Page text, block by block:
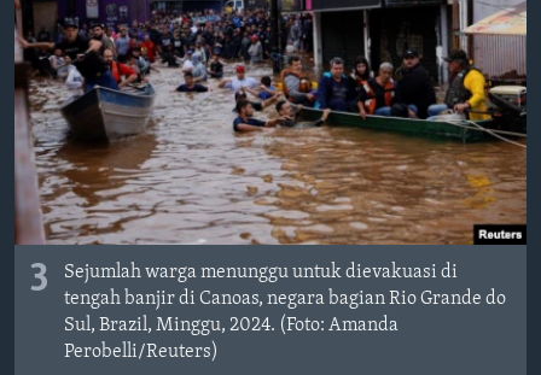
3
Sejumlah warga menunggu untuk dievakuasi di
tengah banjir di Canoas, negara bagian Rio Grande do
Sul, Brazil, Minggu, 2024. (Foto: Amanda
Perobelli/Reuters)